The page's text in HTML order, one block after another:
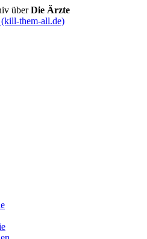
überDie Ärzte
them-all.de)